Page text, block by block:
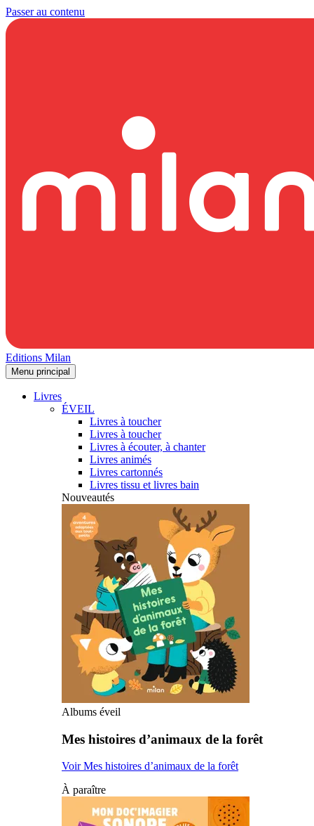
Passer au contenu
Editions Milan
Menu principal
Livres
ÉVEIL
Livres à toucher
Livres à toucher
Livres à écouter, à chanter
Livres animés
Livres cartonnés
Livres tissu et livres bain
Nouveautés
Albums éveil
Mes histoires d’animaux de la forêt
Voir Mes histoires d’animaux de la forêt
À paraître